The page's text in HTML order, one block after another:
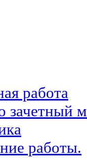
работа
зачетный
работы.